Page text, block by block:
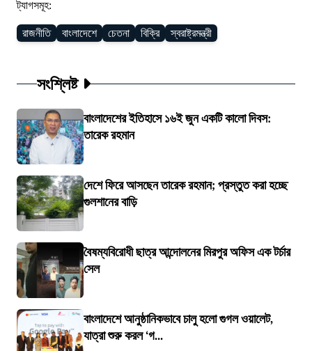
ট্যাগসমূহ:
রাজনীতি বাংলাদেশে চেতনা বিক্রি স্বরাষ্ট্রমন্ত্রী
সংশ্লিষ্ট
বাংলাদেশের ইতিহাসে ১৬ই জুন একটি কালো দিবস:
তারেক রহমান
দেশে ফিরে আসছেন তারেক রহমান; প্রস্তুত করা হচ্ছে
গুলশানের বাড়ি
বৈষম্যবিরোধী ছাত্র আন্দোলনের মিরপুর অফিস এক টর্চার
সেল
বাংলাদেশে আনুষ্ঠানিকভাবে চালু হলো গুগল ওয়ালেট,
যাত্রা শুরু করল ‘গ...